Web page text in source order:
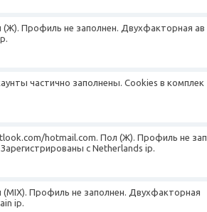
(Ж). Профиль не заполнен. Двухфакторная ав
частично заполнены. Cookies в комплек
hotmail.com. Пол (Ж). Профиль не зап
с Netherlands ip.
Профиль не заполнен. Двухфакторная
ip.